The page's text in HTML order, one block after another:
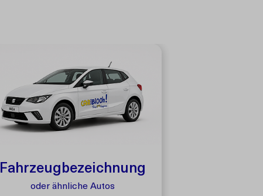
Fahrzeugbezeichnung
oder ähnliche Autos